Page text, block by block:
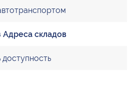
Адреса складов